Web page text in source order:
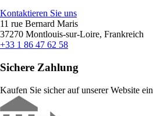
Kontaktieren Sie uns
11 rue Bernard Maris
37270 Montlouis-sur-Loire, Frankreich
+33 1 86 47 62 58
Sichere Zahlung
Kaufen Sie sicher auf unserer Website ein